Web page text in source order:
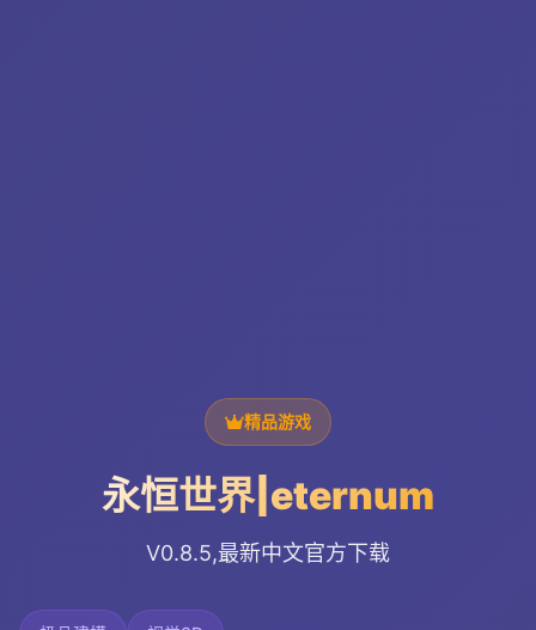
精品游戏
永恒世界|eternum
V0.8.5,最新中文官方下载